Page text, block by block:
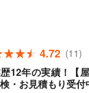
4.72 (11)
12年の実績！【
・お見積もり受付